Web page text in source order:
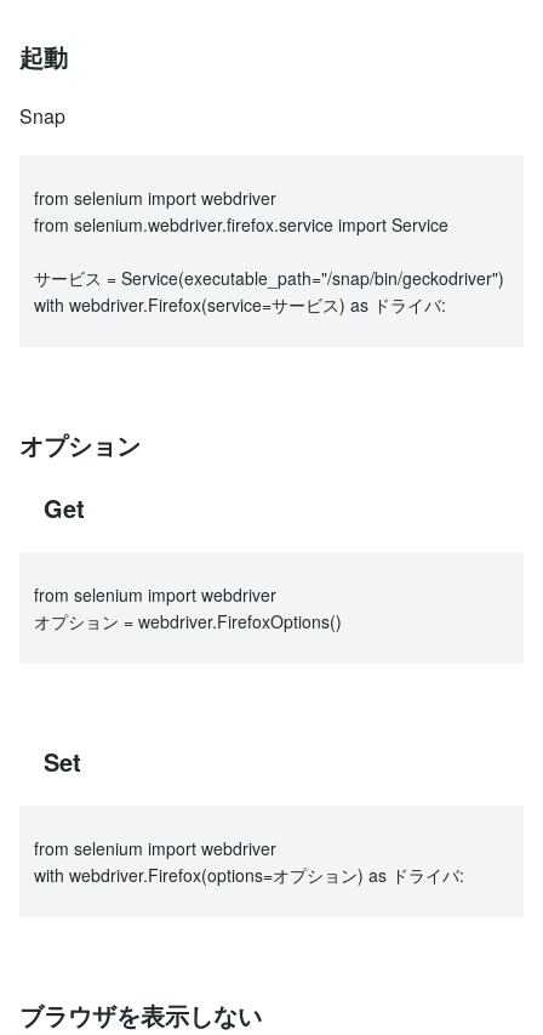
起動
Snap
from selenium import webdriver
from selenium.webdriver.firefox.service import Service
サービス = Service(executable_path="/snap/bin/geckodriver")
with webdriver.Firefox(service=サービス) as ドライバ:
オプション
Get
from selenium import webdriver
オプション = webdriver.FirefoxOptions()
Set
from selenium import webdriver
with webdriver.Firefox(options=オプション) as ドライバ:
ブラウザを表示しない